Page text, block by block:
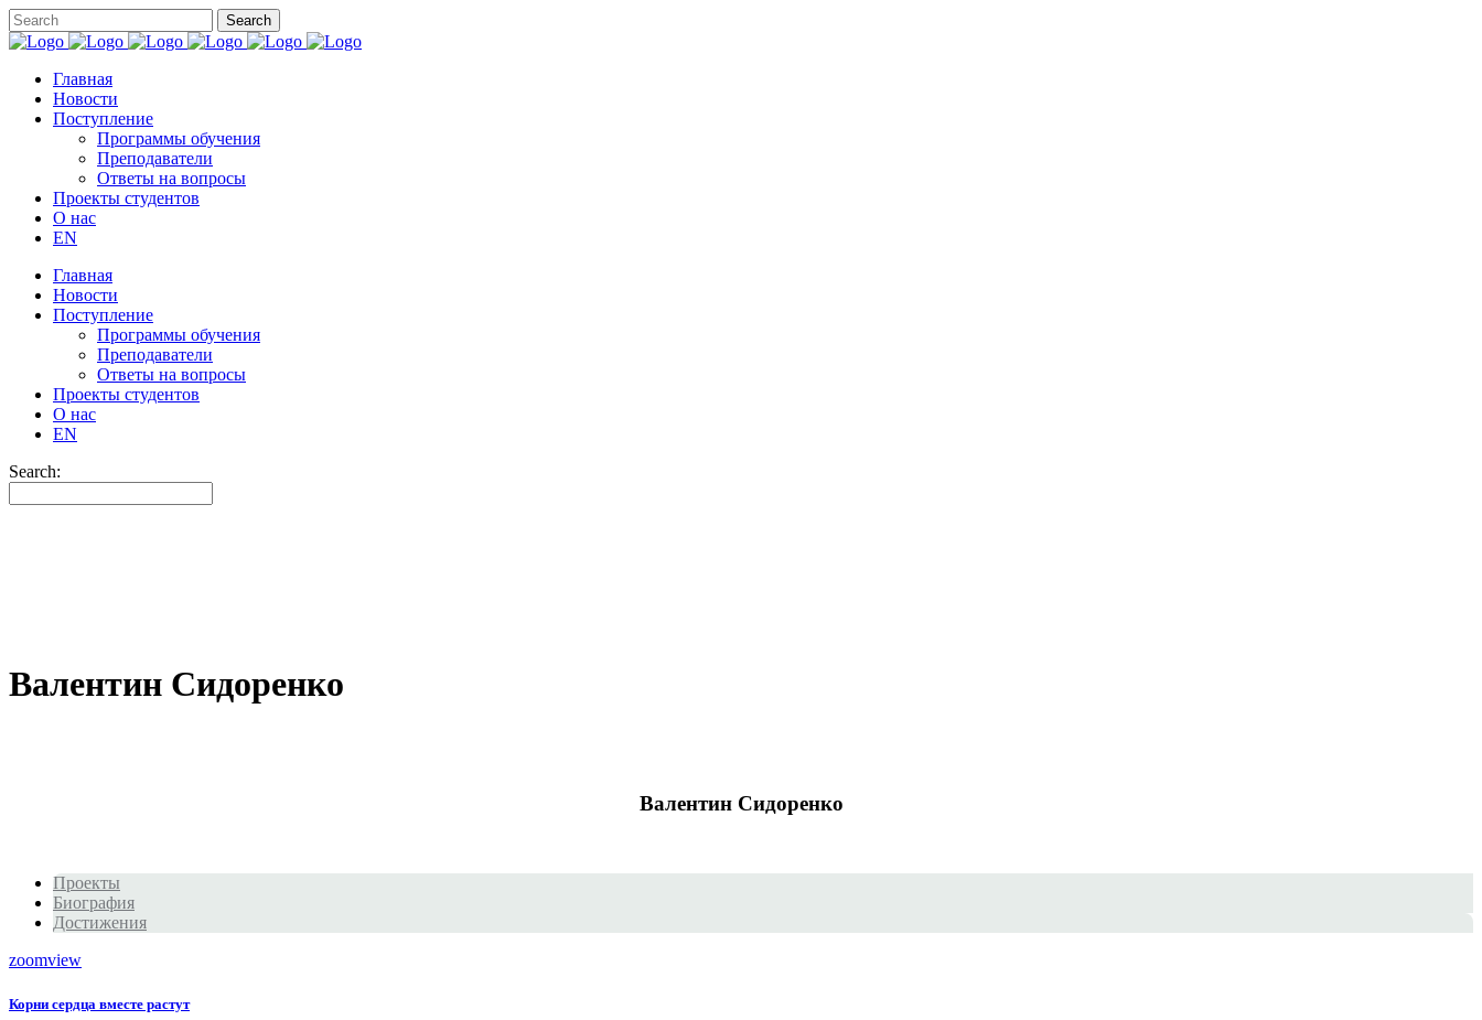
Главная
Новости
Поступление
Программы обучения
Преподаватели
Ответы на вопросы
Проекты студентов
О нас
EN
Главная
Новости
Поступление
Программы обучения
Преподаватели
Ответы на вопросы
Проекты студентов
О нас
EN
Search:
Валентин Сидоренко
Валентин Сидоренко
Проекты
Биография
Достижения
zoomview
Корни сердца вместе растут